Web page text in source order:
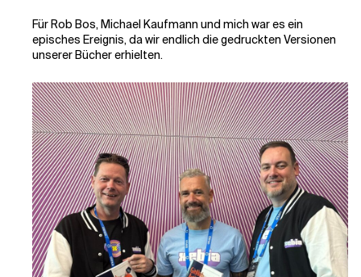
Für Rob Bos, Michael Kaufmann und mich war es ein
episches Ereignis, da wir endlich die gedruckten Versionen
unserer Bücher erhielten.